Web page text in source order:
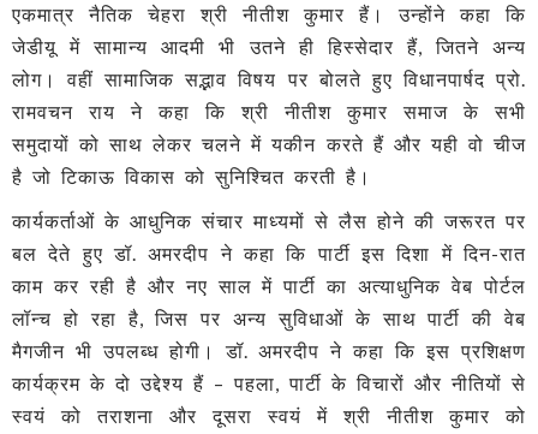
एकमात्र नैतिक चेहरा श्री नीतीश कुमार हैं। उन्होंने कहा कि
जेडीयू में सामान्य आदमी भी उतने ही हिस्सेदार हैं, जितने अन्य
लोग। वहीं सामाजिक सद्भाव विषय पर बोलते हुए विधानपार्षद प्रो.
रामवचन राय ने कहा कि श्री नीतीश कुमार समाज के सभी
समुदायों को साथ लेकर चलने में यकीन करते हैं और यही वो चीज
है जो टिकाऊ विकास को सुनिश्चित करती है।
कार्यकर्ताओं के आधुनिक संचार माध्यमों से लैस होने की जरूरत पर
बल देते हुए डॉ. अमरदीप ने कहा कि पार्टी इस दिशा में दिन-रात
काम कर रही है और नए साल में पार्टी का अत्याधुनिक वेब पोर्टल
लॉन्च हो रहा है, जिस पर अन्य सुविधाओं के साथ पार्टी की वेब
मैगजीन भी उपलब्ध होगी। डॉ. अमरदीप ने कहा कि इस प्रशिक्षण
कार्यक्रम के दो उद्देश्य हैं – पहला, पार्टी के विचारों और नीतियों से
स्वयं को तराशना और दूसरा स्वयं में श्री नीतीश कुमार को